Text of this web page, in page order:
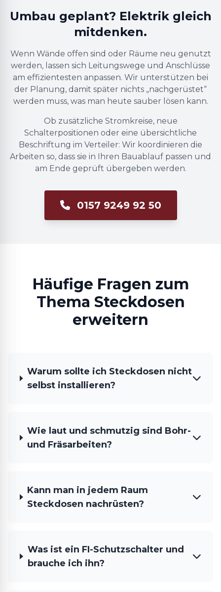
Umbau geplant? Elektrik gleich
mitdenken.
Wenn Wände offen sind oder Räume neu genutzt
werden, lassen sich Leitungswege und Anschlüsse
am effizientesten anpassen. Wir unterstützen bei
der Planung, damit später nichts „nachgerüstet“
werden muss, was man heute sauber lösen kann.
Ob zusätzliche Stromkreise, neue
Schalterpositionen oder eine übersichtliche
Beschriftung im Verteiler: Wir koordinieren die
Arbeiten so, dass sie in Ihren Bauablauf passen und
am Ende geprüft übergeben werden.
0157 9249 92 50
Häufige Fragen zum
Thema Steckdosen
erweitern
Warum sollte ich Steckdosen nicht
selbst installieren?
Wie laut und schmutzig sind Bohr-
und Fräsarbeiten?
Kann man in jedem Raum
Steckdosen nachrüsten?
Was ist ein FI-Schutzschalter und
brauche ich ihn?